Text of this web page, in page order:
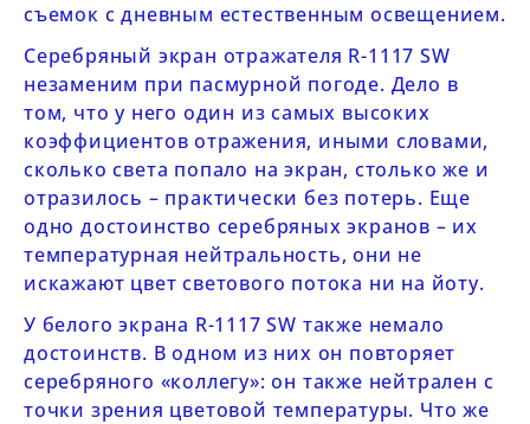
съемок с дневным естественным освещением.
Серебряный экран отражателя R-1117 SW
незаменим при пасмурной погоде. Дело в
том, что у него один из самых высоких
коэффициентов отражения, иными словами,
сколько света попало на экран, столько же и
отразилось – практически без потерь. Еще
одно достоинство серебряных экранов – их
температурная нейтральность, они не
искажают цвет светового потока ни на йоту.
У белого экрана R-1117 SW также немало
достоинств. В одном из них он повторяет
серебряного «коллегу»: он также нейтрален с
точки зрения цветовой температуры. Что же